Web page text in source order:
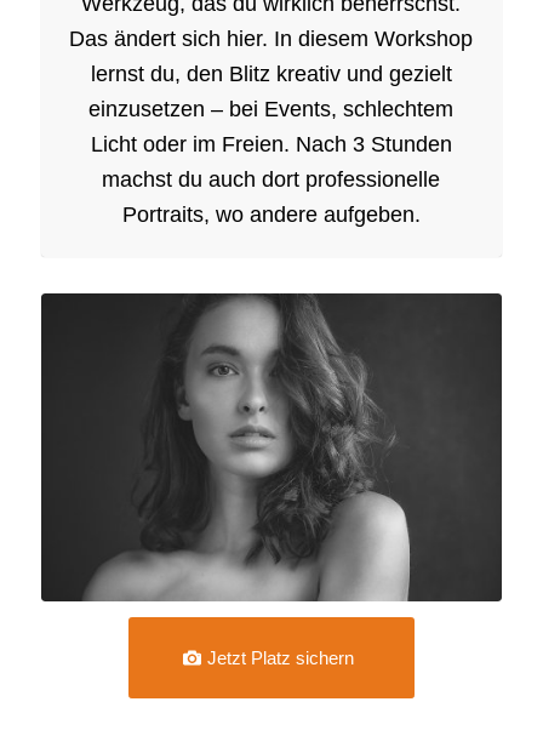
Das ändert sich hier. In diesem Workshop
lernst du, den Blitz kreativ und gezielt
einzusetzen – bei Events, schlechtem
Licht oder im Freien. Nach 3 Stunden
machst du auch dort professionelle
Portraits, wo andere aufgeben.
Jetzt Platz sichern